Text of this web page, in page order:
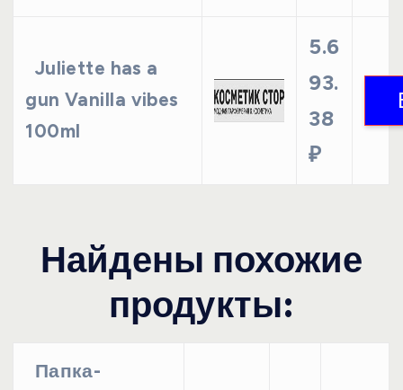
Juliette has a
gun Vanilla vibes
100ml
5.6
93.
38
₽
Найдены похожие
продукты:
Папка-